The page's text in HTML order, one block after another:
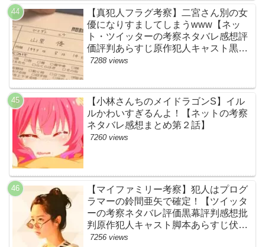
【真犯人フラグ考察】二宮さん別の女
優になりすましてしまうwww【ネッ
ト・ツイッターの考察ネタバレ感想評
価評判あらすじ原作犯人キャスト黒幕
伏線まとめ・山里亮太・蒼井優】
7288 views
【小林さんちのメイドラゴンS】イル
ルかわいすぎるんよ！【ネットの考察
ネタバレ感想まとめ第２話】
7260 views
【マイファミリー考察】犯人はプログ
ラマーの鈴間亜矢で確定！【ツイッタ
ーの考察ネタバレ評価黒幕評判感想批
判原作犯人キャスト脚本あらすじ伏線
まとめ・藤間爽子】
7256 views